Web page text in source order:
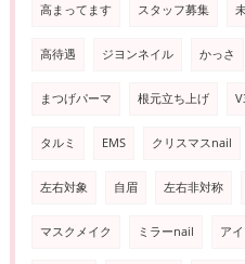
高まってます スタッフ募集
高待遇 ジヨンネイル かっさ
まつげパーマ 根元立ち上げ
タルミ EMS クリスマスnail
左右対象 自眉 左右非対称
マスクメイク ミラーnail ア